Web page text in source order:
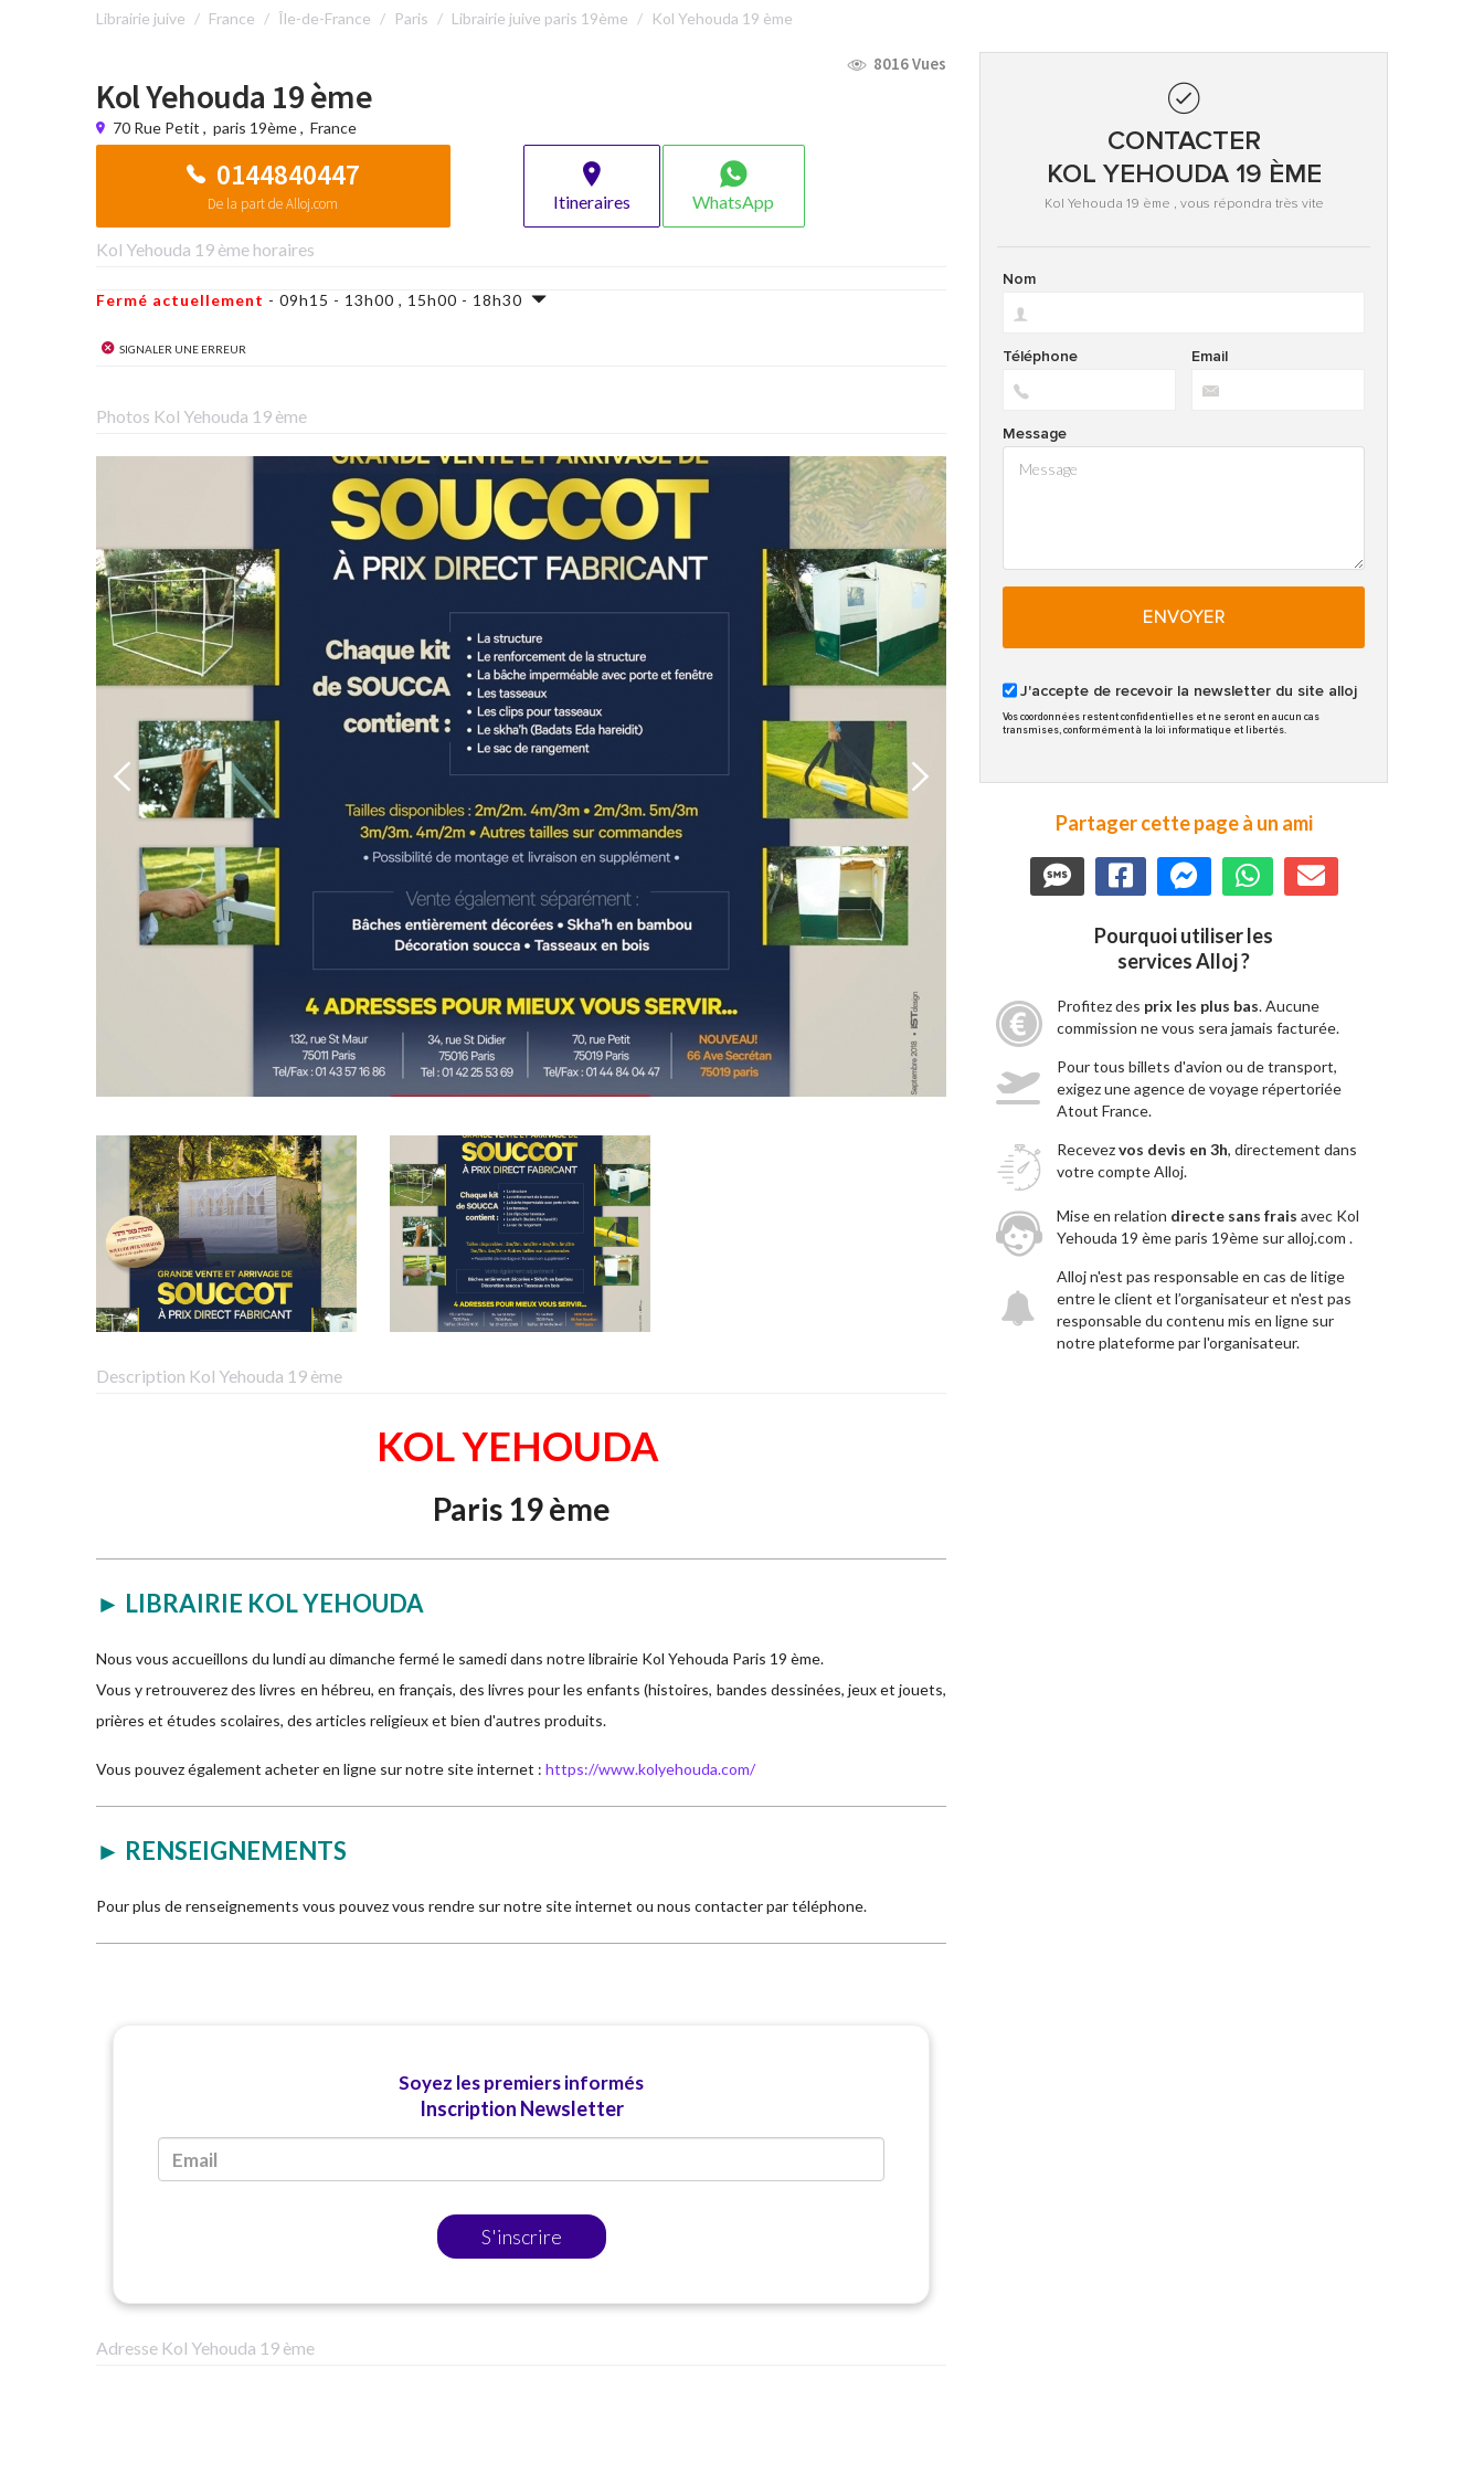
Librairie juive France Île-de-France Paris Librairie juive paris 19ème Kol Yehouda 19 ème
8016 Vues
Kol Yehouda 19 ème
70 Rue Petit , paris 19ème, France
0144840447
De la part de Alloj.com Itineraires WhatsApp
Kol Yehouda 19 ème horaires
Fermé actuellement - 09h15 - 13h00 , 15h00 - 18h30
Signaler une erreur
Photos Kol Yehouda 19 ème
Description Kol Yehouda 19 ème
KOL YEHOUDA
Paris 19 ème
► LIBRAIRIE KOL YEHOUDA
Nous vous accueillons du lundi au dimanche fermé le samedi dans notre librairie Kol Yehouda Paris 19 ème.
Vous y retrouverez des livres en hébreu, en français, des livres pour les enfants (histoires, bandes dessinées, jeux et jouets,
prières et études scolaires, des articles religieux et bien d'autres produits.
Vous pouvez également acheter en ligne sur notre site internet : https://www.kolyehouda.com/
► RENSEIGNEMENTS
Pour plus de renseignements vous pouvez vous rendre sur notre site internet ou nous contacter par téléphone.
Soyez les premiers informés
Inscription Newsletter
S'inscrire
Adresse Kol Yehouda 19 ème
CONTACTER
KOL YEHOUDA 19 ÈME
Kol Yehouda 19 ème , vous répondra très vite
Nom
Email
Téléphone
Message
ENVOYER
J'accepte de recevoir la newsletter du site alloj
Vos coordonnées restent confidentielles et ne seront en aucun cas
transmises, conformément à la loi informatique et libertés.
Partager cette page à un ami
Pourquoi utiliser les
services Alloj ?
Profitez des prix les plus bas. Aucune
commission ne vous sera jamais facturée.
Pour tous billets d'avion ou de transport,
exigez une agence de voyage répertoriée
Atout France.
Recevezvos devis en 3h, directement dans
votre compte Alloj.
Mise en relation directe sans frais avec Kol
Yehouda 19 ème paris 19ème sur alloj.com .
Alloj n'est pas responsable en cas de litige
entre le client et l’organisateur et n'est pas
responsable du contenu mis en ligne sur
notre plateforme par l'organisateur.